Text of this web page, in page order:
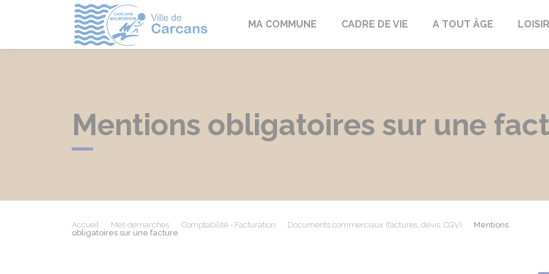
CarcansMA COMMUNE CADRE DE VIE A TOUT ÂGE
Mentions obligatoires sur une
Accueil Mes démarches Comptabilité - Facturation Documents commerciaux (factures, devis, CGV)
Mentions
obligatoires sur une facture